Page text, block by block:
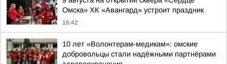
Омска» ХК «Авангард» устроит праздник
16:42
10 лет «Волонтерам-медикам»: омские
добровольцы стали надёжными партнёрами